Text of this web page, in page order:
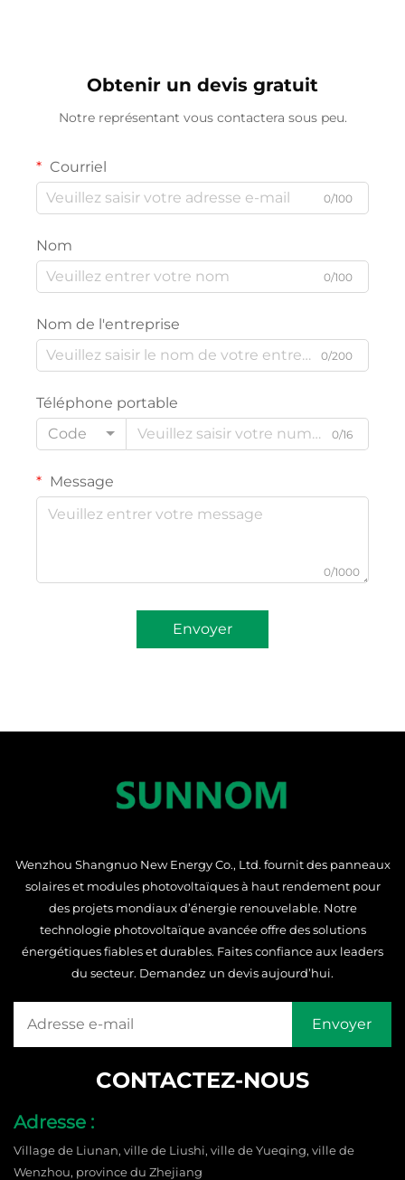
Obtenir un devis gratuit
Notre représentant vous contactera sous peu.
Courriel
0/100
Nom
0/100
Nom de l'entreprise
0/200
Téléphone portable
Code
0/16
Message
0/1000
Envoyer
Wenzhou Shangnuo New Energy Co., Ltd. fournit des panneaux
solaires et modules photovoltaïques à haut rendement pour
des projets mondiaux d’énergie renouvelable. Notre
technologie photovoltaïque avancée offre des solutions
énergétiques fiables et durables. Faites confiance aux leaders
du secteur. Demandez un devis aujourd’hui.
CONTACTEZ-NOUS
Adresse :
Village de Liunan, ville de Liushi, ville de Yueqing, ville de
Wenzhou, province du Zhejiang